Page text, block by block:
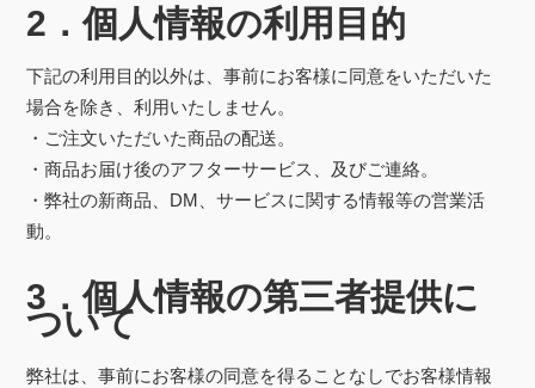
2．個人情報の利用目的
下記の利用目的以外は、事前にお客様に同意をいただいた
場合を除き、利用いたしません。
・ご注文いただいた商品の配送。
・商品お届け後のアフターサービス、及びご連絡。
・弊社の新商品、DM、サービスに関する情報等の営業活
動。
3．個人情報の第三者提供に
ついて
弊社は、事前にお客様の同意を得ることなしでお客様情報